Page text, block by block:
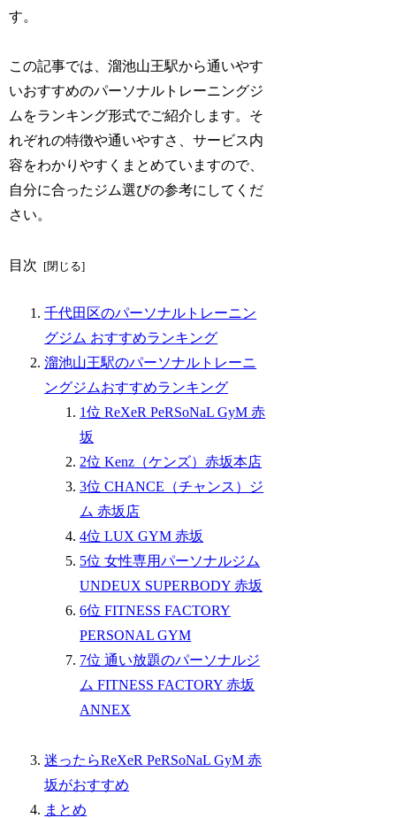
す。
この記事では、溜池山王駅から通いやす
いおすすめのパーソナルトレーニングジ
ムをランキング形式でご紹介します。そ
れぞれの特徴や通いやすさ、サービス内
容をわかりやすくまとめていますので、
自分に合ったジム選びの参考にしてくだ
さい。
目次
千代田区のパーソナルトレーニン
グジム おすすめランキング
溜池山王駅のパーソナルトレーニ
ングジムおすすめランキング
1位 ReXeR PeRSoNaL GyM 赤
坂
2位 Kenz（ケンズ）赤坂本店
3位 CHANCE（チャンス）ジ
ム 赤坂店
4位 LUX GYM 赤坂
5位 女性専用パーソナルジム
UNDEUX SUPERBODY 赤坂
6位 FITNESS FACTORY
PERSONAL GYM
7位 通い放題のパーソナルジ
ム FITNESS FACTORY 赤坂
ANNEX
迷ったらReXeR PeRSoNaL GyM 赤
坂がおすすめ
まとめ